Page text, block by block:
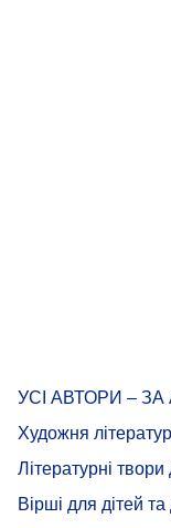
УСІ АВТОРИ –
Художня
Літературні твори
Вірші для дітей